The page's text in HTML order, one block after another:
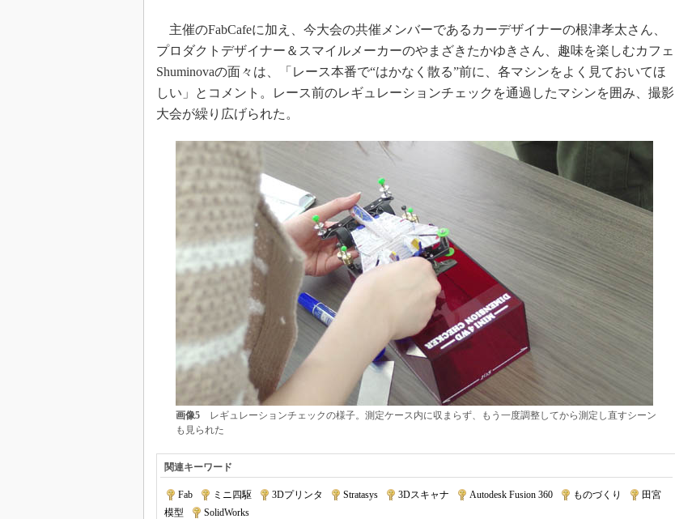
主催のFabCafeに加え、今大会の共催メンバーであるカーデザイナーの根津孝太さん、
プロダクトデザイナー＆スマイルメーカーのやまざきたかゆきさん、趣味を楽しむカフェ
Shuminovaの面々は、「レース本番で“はかなく散る”前に、各マシンをよく見ておいてほ
しい」とコメント。レース前のレギュレーションチェックを通過したマシンを囲み、撮影
大会が繰り広げられた。
画像5レギュレーションチェックの様子。測定ケース内に収まらず、もう一度調整してから測定し直すシーン
も見られた
関連キーワード
Fab ミニ四駆 3Dプリンタ Stratasys 3Dスキャナ Autodesk Fusion 360 ものづくり
田宮
模型
SolidWorks